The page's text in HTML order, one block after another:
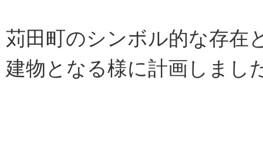
苅田町のシンボル的な存在
建物となる様に計画しまし